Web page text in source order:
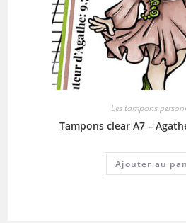
Les tampons
Tampons clear A7 –
Ajouter au